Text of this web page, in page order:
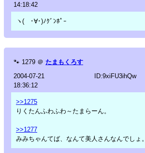
14:18:42
ヽ( ･∀･)ﾉｸﾞﾝﾎﾟｰ
🐾 1279 ＠ たまもくろす
2004-07-21
18:36:12
ID:9xiFU3ihQw
>>1275
りくたんふわふわ～たまらーん。
>>1277
みみちゃんてば、なんて美人さんなんでしょ。